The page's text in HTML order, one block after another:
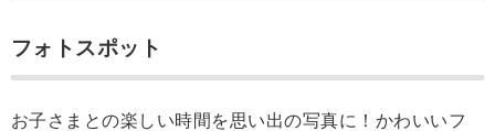
フォトスポット
お子さまとの楽しい時間を思い出の写真に！かわいいフ